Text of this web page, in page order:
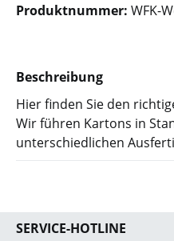
Produktnummer: WFK-
Beschreibung
Hier finden Sie den
Wir führen Kartons in
unterschiedlichen
SERVICE-HOTLINE